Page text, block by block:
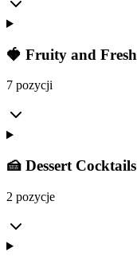
🍓 Fruity and Fresh
7 pozycji
🍰 Dessert Cocktails
2 pozycje